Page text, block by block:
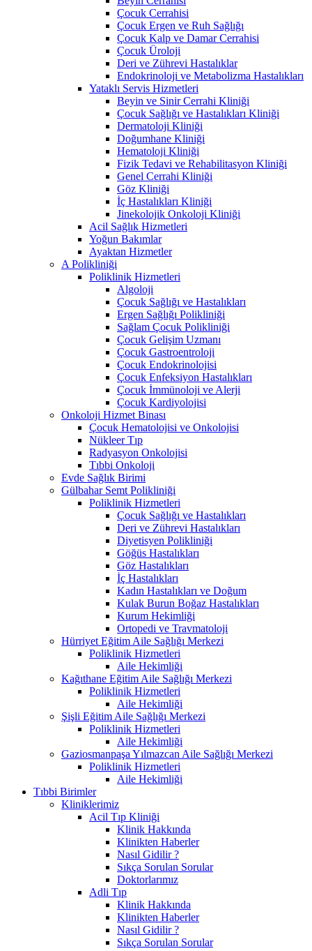
Çocuk Cerrahisi
Çocuk Ergen ve Ruh Sağlığı
Çocuk Kalp ve Damar Cerrahisi
Çocuk Üroloji
Deri ve Zührevi Hastalıklar
Endokrinoloji ve Metabolizma Hastalıkları
Yataklı Servis Hizmetleri
Beyin ve Sinir Cerrahi Kliniği
Çocuk Sağlığı ve Hastalıkları Kliniği
Dermatoloji Kliniği
Doğumhane Kliniği
Hematoloji Kliniği
Fizik Tedavi ve Rehabilitasyon Kliniği
Genel Cerrahi Kliniği
Göz Kliniği
İç Hastalıkları Kliniği
Jinekolojik Onkoloji Kliniği
Acil Sağlık Hizmetleri
Yoğun Bakımlar
Ayaktan Hizmetler
A Polikliniği
Poliklinik Hizmetleri
Algoloji
Çocuk Sağlığı ve Hastalıkları
Ergen Sağlığı Polikliniği
Sağlam Çocuk Polikliniği
Çocuk Gelişim Uzmanı
Çocuk Gastroentroloji
Çocuk Endokrinolojisi
Çocuk Enfeksiyon Hastalıkları
Çocuk İmmünoloji ve Alerji
Çocuk Kardiyolojisi
Onkoloji Hizmet Binası
Çocuk Hematolojisi ve Onkolojisi
Nükleer Tıp
Radyasyon Onkolojisi
Tıbbi Onkoloji
Evde Sağlık Birimi
Gülbahar Semt Polikliniği
Poliklinik Hizmetleri
Çocuk Sağlığı ve Hastalıkları
Deri ve Zührevi Hastalıkları
Diyetisyen Polikliniği
Göğüs Hastalıkları
Göz Hastalıkları
İç Hastalıkları
Kadın Hastalıkları ve Doğum
Kulak Burun Boğaz Hastalıkları
Kurum Hekimliği
Ortopedi ve Travmatoloji
Hürriyet Eğitim Aile Sağlığı Merkezi
Poliklinik Hizmetleri
Aile Hekimliği
Kağıthane Eğitim Aile Sağlığı Merkezi
Poliklinik Hizmetleri
Aile Hekimliği
Şişli Eğitim Aile Sağlığı Merkezi
Poliklinik Hizmetleri
Aile Hekimliği
Gaziosmanpaşa Yılmazcan Aile Sağlığı Merkezi
Poliklinik Hizmetleri
Aile Hekimliği
Tıbbi Birimler
Kliniklerimiz
Acil Tıp Kliniği
Klinik Hakkında
Klinikten Haberler
Nasıl Gidilir ?
Sıkça Sorulan Sorular
Doktorlarımız
Adli Tıp
Klinik Hakkında
Klinikten Haberler
Nasıl Gidilir ?
Sıkça Sorulan Sorular